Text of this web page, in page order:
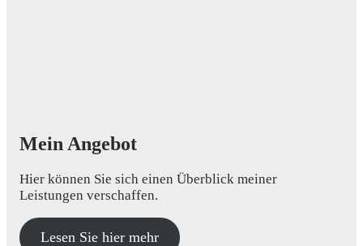
Mein Angebot
Hier können Sie sich einen Überblick meiner
Leistungen verschaffen.
Lesen Sie hier mehr